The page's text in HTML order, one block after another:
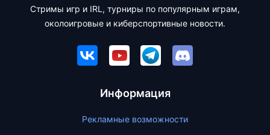
Стримы игр и IRL, турниры по популярным играм,
околоигровые и киберспортивные новости.
Информация
Рекламные возможности